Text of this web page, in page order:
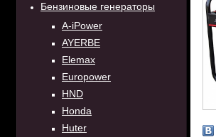
Бензиновые генераторы
A-iPower
AYERBE
Elemax
Europower
HND
Honda
Huter